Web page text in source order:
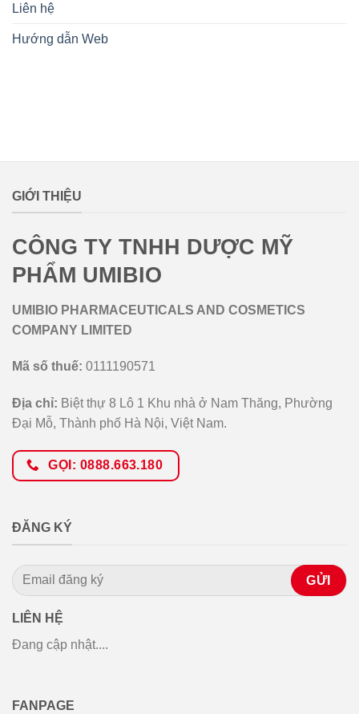
Liên hệ
Hướng dẫn Web
GIỚI THIỆU
CÔNG TY TNHH DƯỢC MỸ
PHẨM UMIBIO
UMIBIO PHARMACEUTICALS AND COSMETICS
COMPANY LIMITED
Mã số thuế: 0111190571
Địa chỉ: Biệt thự 8 Lô 1 Khu nhà ở Nam Thăng, Phường
Đại Mỗ, Thành phố Hà Nội, Việt Nam.
GỌI: 0888.663.180
ĐĂNG KÝ
LIÊN HỆ
Đang cập nhật....
FANPAGE